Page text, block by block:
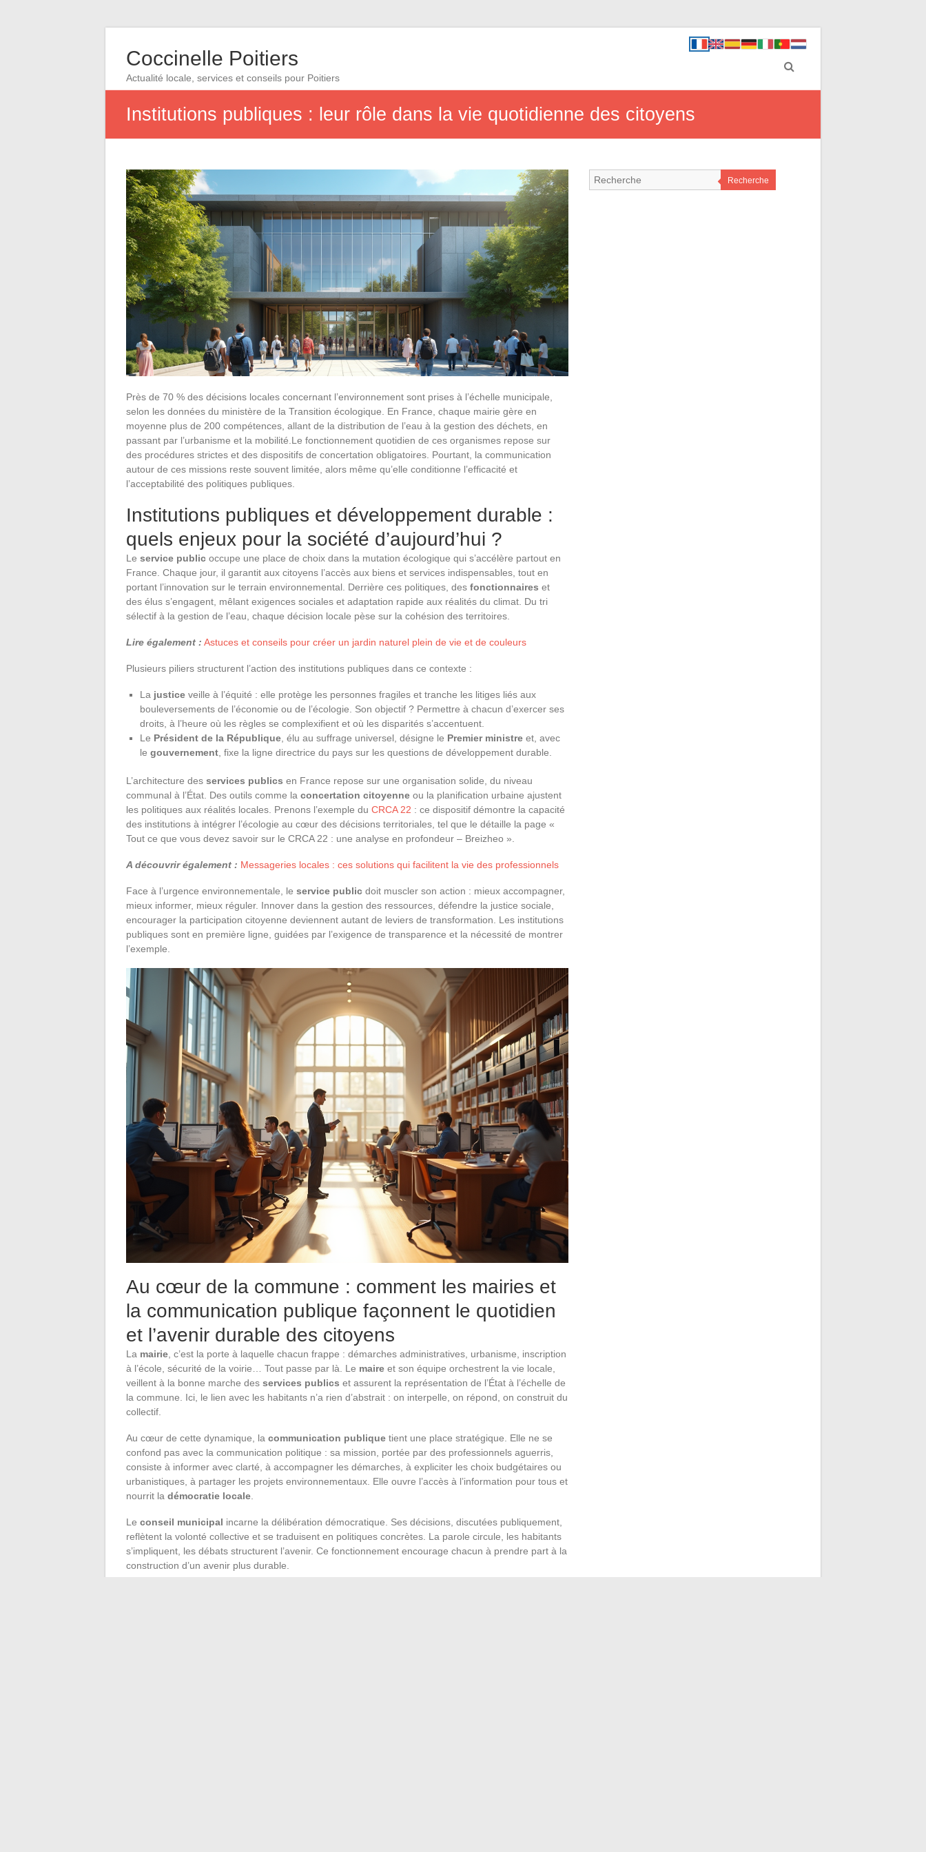
Coccinelle Poitiers
Actualité locale, services et conseils pour Poitiers
Institutions publiques : leur rôle dans la vie quotidienne des citoyens
Près de 70 % des décisions locales concernant l’environnement sont prises à l’échelle municipale,
selon les données du ministère de la Transition écologique. En France, chaque mairie gère en
moyenne plus de 200 compétences, allant de la distribution de l’eau à la gestion des déchets, en
passant par l’urbanisme et la mobilité.Le fonctionnement quotidien de ces organismes repose sur
des procédures strictes et des dispositifs de concertation obligatoires. Pourtant, la communication
autour de ces missions reste souvent limitée, alors même qu’elle conditionne l’efficacité et
l’acceptabilité des politiques publiques.
Institutions publiques et développement durable :
quels enjeux pour la société d’aujourd’hui ?
Le service public occupe une place de choix dans la mutation écologique qui s’accélère partout en
France. Chaque jour, il garantit aux citoyens l’accès aux biens et services indispensables, tout en
portant l’innovation sur le terrain environnemental. Derrière ces politiques, des fonctionnaires et
des élus s’engagent, mêlant exigences sociales et adaptation rapide aux réalités du climat. Du tri
sélectif à la gestion de l’eau, chaque décision locale pèse sur la cohésion des territoires.
Lire également : Astuces et conseils pour créer un jardin naturel plein de vie et de couleurs
Plusieurs piliers structurent l’action des institutions publiques dans ce contexte :
La justice veille à l’équité : elle protège les personnes fragiles et tranche les litiges liés aux
bouleversements de l’économie ou de l’écologie. Son objectif ? Permettre à chacun d’exercer ses
droits, à l’heure où les règles se complexifient et où les disparités s’accentuent.
Le Président de la République , élu au suffrage universel, désigne le Premier ministre et, avec
le gouvernement , fixe la ligne directrice du pays sur les questions de développement durable.
L’architecture des services publics en France repose sur une organisation solide, du niveau
communal à l’État. Des outils comme la concertation citoyenne ou la planification urbaine ajustent
les politiques aux réalités locales. Prenons l’exemple du CRCA 22 : ce dispositif démontre la capacité
des institutions à intégrer l’écologie au cœur des décisions territoriales, tel que le détaille la page «
Tout ce que vous devez savoir sur le CRCA 22 : une analyse en profondeur – Breizheo ».
A découvrir également : Messageries locales : ces solutions qui facilitent la vie des professionnels
Face à l’urgence environnementale, le service public doit muscler son action : mieux accompagner,
mieux informer, mieux réguler. Innover dans la gestion des ressources, défendre la justice sociale,
encourager la participation citoyenne deviennent autant de leviers de transformation. Les institutions
publiques sont en première ligne, guidées par l’exigence de transparence et la nécessité de montrer
l’exemple.
Au cœur de la commune : comment les mairies et
la communication publique façonnent le quotidien
et l’avenir durable des citoyens
La mairie , c’est la porte à laquelle chacun frappe : démarches administratives, urbanisme, inscription
à l’école, sécurité de la voirie… Tout passe par là. Le maire et son équipe orchestrent la vie locale,
veillent à la bonne marche des services publics et assurent la représentation de l’État à l’échelle de
la commune. Ici, le lien avec les habitants n’a rien d’abstrait : on interpelle, on répond, on construit du
collectif.
Au cœur de cette dynamique, la communication publique tient une place stratégique. Elle ne se
confond pas avec la communication politique : sa mission, portée par des professionnels aguerris,
consiste à informer avec clarté, à accompagner les démarches, à expliciter les choix budgétaires ou
urbanistiques, à partager les projets environnementaux. Elle ouvre l’accès à l’information pour tous et
nourrit la démocratie locale
Le conseil municipal incarne la délibération démocratique. Ses décisions, discutées publiquement,
reflètent la volonté collective et se traduisent en politiques concrètes. La parole circule, les habitants
s’impliquent, les débats structurent l’avenir. Ce fonctionnement encourage chacun à prendre part à la
construction d’un avenir plus durable.
Recherche